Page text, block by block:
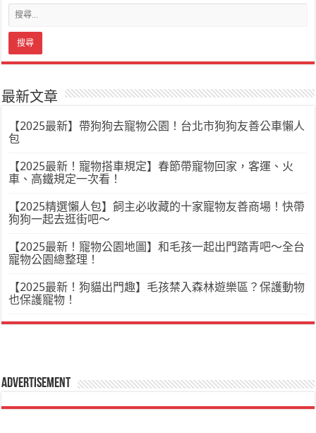
最新文章
【2025最新】帶狗狗去寵物公園！台北市狗狗友善公車懶人
包
【2025最新！寵物搭車規定】春節帶寵物回家，客運、火
車、高鐵規定一次看！
【2025精選懶人包】飼主必收藏的十家寵物友善商場！快帶
狗狗一起去逛街吧～
【2025最新！寵物公園地圖】和毛孩一起出門踏青吧～全台
寵物公園總整理！
【2025最新！狗貓出門趣】毛孩禁入森林遊樂區？保護動物
也保護寵物！
Advertisement